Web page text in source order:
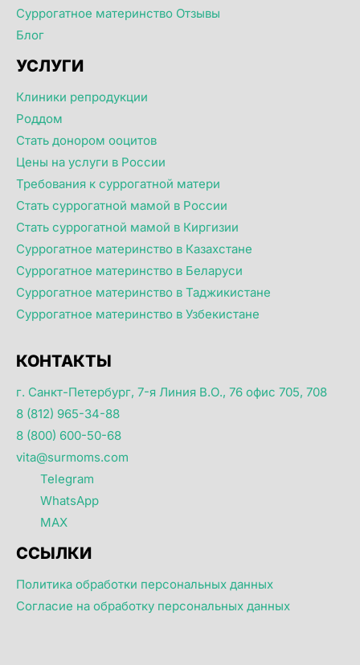
Суррогатное материнство Отзывы
Блог
УСЛУГИ
Клиники репродукции
Роддом
Стать донором ооцитов
Цены на услуги в России
Требования к суррогатной матери
Стать суррогатной мамой в России
Стать суррогатной мамой в Киргизии
Суррогатное материнство в Казахстане
Суррогатное материнство в Беларуси
Суррогатное материнство в Таджикистане
Суррогатное материнство в Узбекистане
КОНТАКТЫ
г. Санкт-Петербург, 7-я Линия В.О., 76 офис 705, 708
8 (812) 965-34-88
8 (800) 600-50-68
vita@surmoms.com
Telegram
WhatsApp
MAX
ССЫЛКИ
Политика обработки персональных данных
Согласие на обработку персональных данных